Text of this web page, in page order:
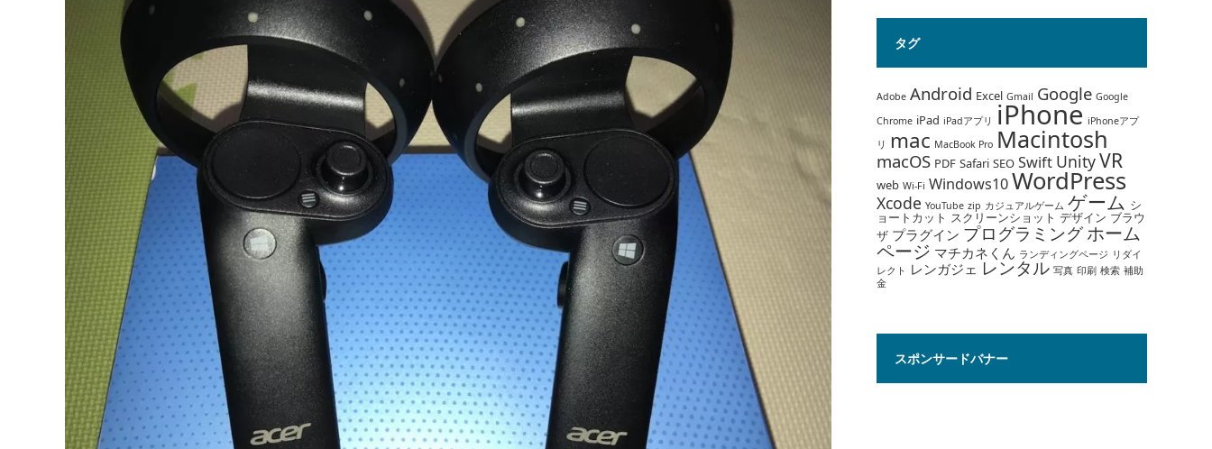
タグ
Adobe Android Excel Gmail Google Google
Chrome iPad iPadアプリ iPhone iPhoneアプ
リ
mac MacBook Pro Macintosh
macOS PDF Safari SEO Swift UnityVR
web Wi-Fi Windows10WordPress
Xcode YouTube zip カジュアルゲーム ゲーム シ
ョートカット スクリーンショット デザイン ブラウ
ザ プラグイン プログラミングホーム
ページ マチカネくん ランディングページ リダイ
レクト レンガジェ レンタル 写真 印刷 検索 補助
金
スポンサードバナー